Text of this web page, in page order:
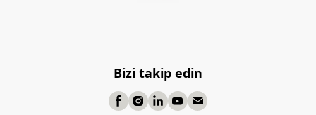
Bizi takip edin